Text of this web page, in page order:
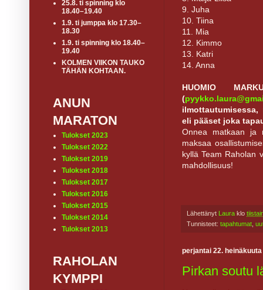
9. Juha
10. Tiina
11. Mia
12. Kimmo
13. Katri
14. Anna
HUOMIO
(
eli pääset joka
Onnea matkaan ja
maksaa
kyllä Team Raholan
mahdollisuus!
Lähettänyt Laura klo
Tunnisteet: tapahtumat
perjantai 22. heinäkuuta
Pirkan soutu
25.8. ti spinning klo
18.40–19.40
1.9. ti jumppa klo 17.30–
18.30
1.9. ti spinning klo 18.40–
19.40
KOLMEN VIIKON TAUKO
TÄHÄN KOHTAAN.
ANUN
MARATON
Tulokset 2023
Tulokset 2022
Tulokset 2019
Tulokset 2018
Tulokset 2017
Tulokset 2016
Tulokset 2015
Tulokset 2014
Tulokset 2013
RAHOLAN
KYMPPI